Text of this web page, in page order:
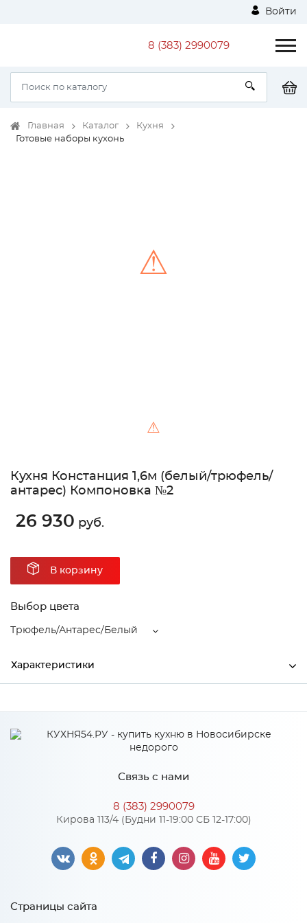
Войти
8 (383) 2990079
Главная Каталог
Кухня
Готовые наборы кухонь
⚠
⚠
Кухня Констанция 1,6м (белый/трюфель/
антарес) Компоновка №2
26 930 руб.
В корзину
Выбор цвета
Трюфель/Антарес/Белый
Характеристики
Производитель МиФ
Особенности
Количество упаковок: 8
Связь с нами
8 (383) 2990079
Кирова 113/4 (Будни 11-19:00 СБ 12-17:00)
Страницы сайта